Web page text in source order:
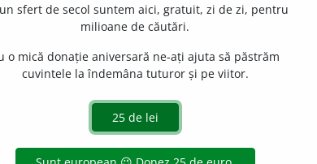
ei au făcut.
sfert de secol suntem aici, gratuit, zi de zi, pentru
milioane de căutări.
o mică donație aniversară ne-ați ajuta să păstrăm
cuvintele la îndemâna tuturor și pe viitor.